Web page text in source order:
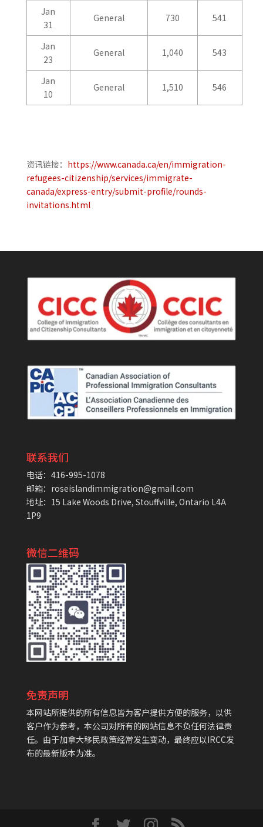
Jan
31
General 730 541
Jan
23
General 1,040 543
Jan
10
General 1,510 546
资讯链接： https://www.canada.ca/en/immigration-
refugees-citizenship/services/immigrate-
canada/express-entry/submit-profile/rounds-
invitations.html
联系我们
电话：416-995-1078
邮箱：roseislandimmigration@gmail.com
地址：15 Lake Woods Drive, Stouffville, Ontario L4A
1P9
微信二维码
免责声明
本网站所提供的所有信息皆为客户提供方便的服务，以供
客户作为参考，本公司对所有的网站信息不负任何法律责
任。由于加拿大移民政策经常发生变动，最终应以IRCC发
布的最新版本为准。